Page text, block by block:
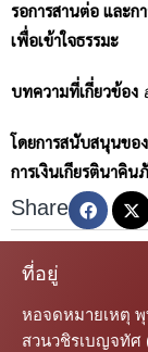
รอการสานต่อ และก
เพื่อเข้าใจธรรมะ
บทความที่เกี่ยวข้อง
โดยการสนับสนุนขอ
การเงินเกียรตินาคิน
Share
ที่อยู่
หอจดหมายเหตุ
สวนวชิรเบญจทัศ